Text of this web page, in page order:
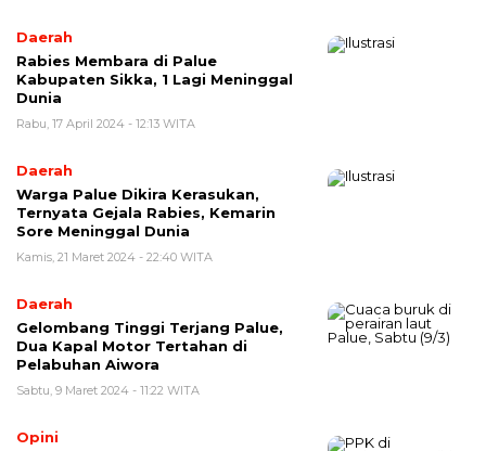
Daerah
Rabies Membara di Palue
Kabupaten Sikka, 1 Lagi Meninggal
Dunia
Rabu, 17 April 2024 - 12:13 WITA
Daerah
Warga Palue Dikira Kerasukan,
Ternyata Gejala Rabies, Kemarin
Sore Meninggal Dunia
Kamis, 21 Maret 2024 - 22:40 WITA
Daerah
Gelombang Tinggi Terjang Palue,
Dua Kapal Motor Tertahan di
Pelabuhan Aiwora
Sabtu, 9 Maret 2024 - 11:22 WITA
Opini